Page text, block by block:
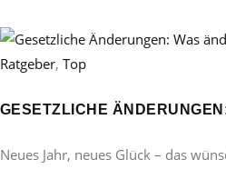
Ratgeber, Top
GESETZLICHE
Neues Jahr, neues Glück – das